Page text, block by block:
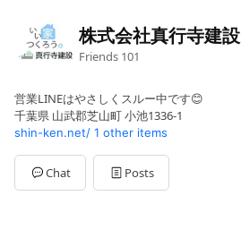
株式会社真行寺建設
Friends 101
営業LINEはやさしくスルー中です😊
千葉県 山武郡芝山町 小池1336-1
shin-ken.net/ 1 other items
Chat Posts